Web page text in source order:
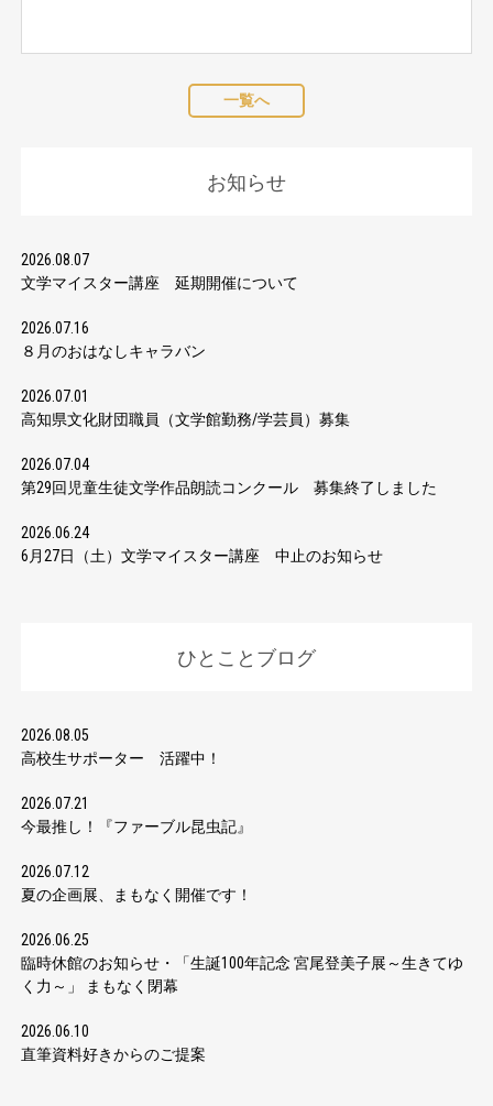
一覧へ
お知らせ
2026.08.07
文学マイスター講座 延期開催について
2026.07.16
８月のおはなしキャラバン
2026.07.01
高知県文化財団職員（文学館勤務/学芸員）募集
2026.07.04
第29回児童生徒文学作品朗読コンクール 募集終了しました
2026.06.24
6月27日（土）文学マイスター講座 中止のお知らせ
ひとことブログ
2026.08.05
高校生サポーター 活躍中！
2026.07.21
今最推し！『ファーブル昆虫記』
2026.07.12
夏の企画展、まもなく開催です！
2026.06.25
臨時休館のお知らせ・「生誕100年記念 宮尾登美子展～生きてゆ
く力～」 まもなく閉幕
2026.06.10
直筆資料好きからのご提案